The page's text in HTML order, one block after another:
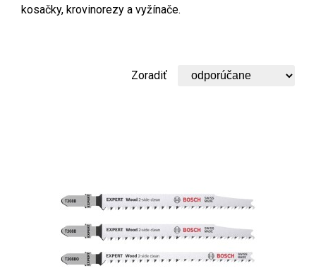
kosačky, krovinorezy a vyžínače.
Zoradiť